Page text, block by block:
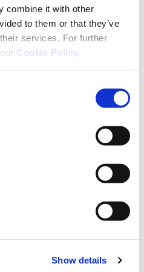
combine it with other
to them or that they’ve
services. For further
Cookie Policy.
Show details
Extrakt;
Siliciumdioxid;
Sucralose, Acesulfam K.
vor direktem
einem trockenen Ort